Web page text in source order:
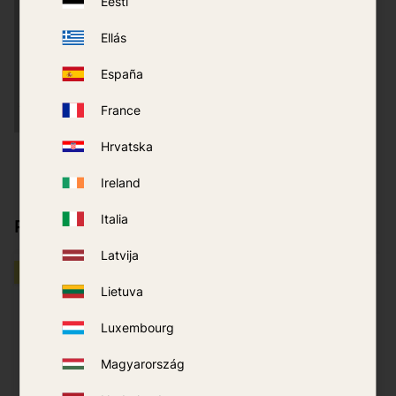
Ellás
España
France
Hrvatska
Ireland
Italia
Latvija
Lietuva
Luxembourg
Magyarország
Stovyklavietės & Sporto
Populiarūs produktai